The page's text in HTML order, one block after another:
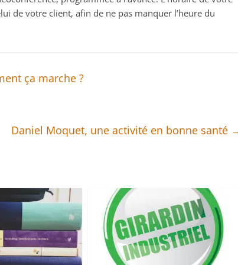
de votre client, afin de ne pas manquer l’heure du
ça marche ?
Daniel Moquet, une activité en bonne santé